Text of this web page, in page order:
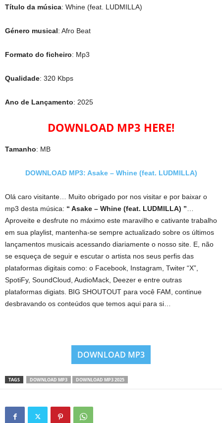
Título da música: Whine (feat. LUDMILLA)
Género musical: Afro Beat
Formato do ficheiro: Mp3
Qualidade: 320 Kbps
Ano de Lançamento: 2025
DOWNLOAD MP3 HERE!
Tamanho: MB
DOWNLOAD MP3: Asake – Whine (feat. LUDMILLA)
Olá caro visitante… Muito obrigado por nos visitar e por baixar o
mp3 desta música: “ Asake – Whine (feat. LUDMILLA) ”
Aproveite e desfrute no máximo este maravilho e cativante trabalho
em sua playlist, mantenha-se sempre actualizado sobre os últimos
lançamentos musicais acessando diariamente o nosso site. E, não
se esqueça de seguir e escutar o artista nos seus perfis das
plataformas digitais como: o Facebook, Instagram, Twiter “X”,
SpotiFy, SoundCloud, AudioMack, Deezer e entre outras
plataformas digiats. BIG SHOUTOUT para você FAM, continue
desbravando os conteúdos que temos aqui para si…
DOWNLOAD MP3
TAGS DOWNLOAD MP3 DOWNLOAD MP3 2025